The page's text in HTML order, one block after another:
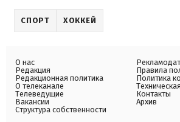
СПОРТ ХОККЕЙ
О нас
Редакция
Редакционная политика
О телеканале
Телеведущие
Вакансии
Структура собственности
Правила
Политика
Контакты
Архив